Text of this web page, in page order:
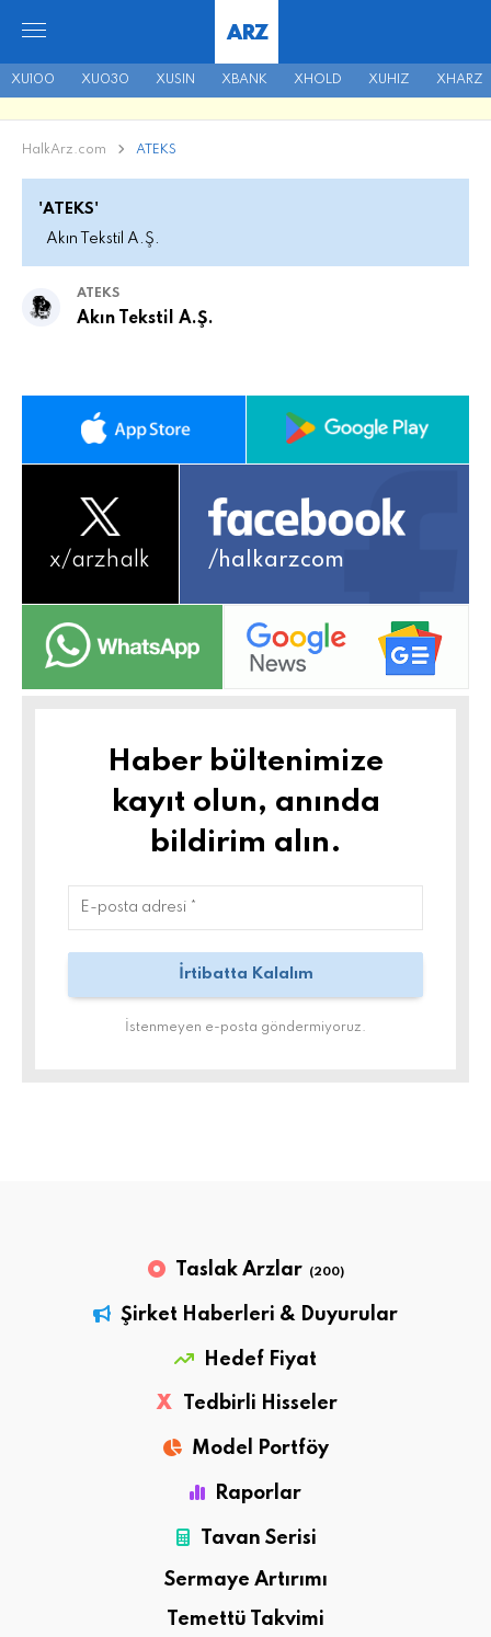
XU100 XU030 XUSIN XBANK XHOLD XUHIZ XHARZ
ARZ
HalkArz.com ATEKS
'ATEKS'
Akın Tekstil A.Ş.
ATEKS
Akın Tekstil A.Ş.
x/arzhalk /halkarzcom
Haber bültenimize
kayıt olun, anında
bildirim alın.
İstenmeyen e-posta göndermiyoruz.
Taslak Arzlar (200)
Şirket Haberleri & Duyurular
Hedef Fiyat
X Tedbirli Hisseler
Model Portföy
Raporlar
Tavan Serisi
Sermaye Artırımı
Temettü Takvimi